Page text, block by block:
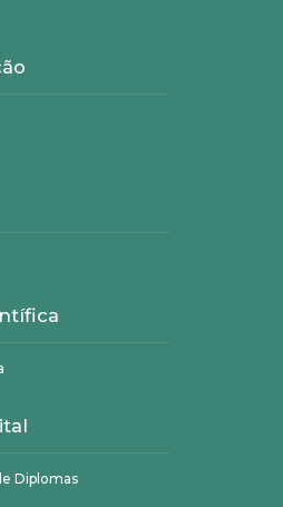
Diplomas